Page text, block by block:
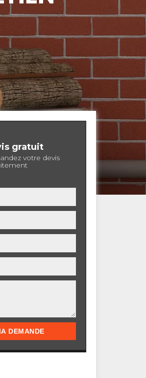
gratuit
votre devis